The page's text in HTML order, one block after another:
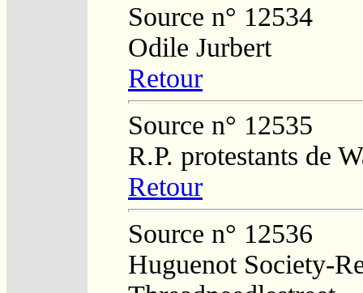
Source n° 12534
Odile Jurbert
Retour
Source n° 12535
R.P. protestants de
Retour
Source n° 12536
Huguenot Society-